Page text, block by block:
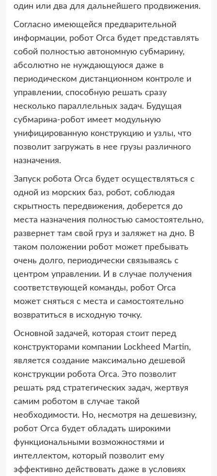
один или два для дальнейшего продвижения.
Согласно имеющейся предварительной
информации, робот Orca будет представлять
собой полностью автономную субмарину,
абсолютно не нуждающуюся даже в
периодическом дистанционном контроле и
управлении, способную решать сразу
несколько параллельных задач. Будущая
субмарина-робот имеет модульную
унифицированную конструкцию и узлы, что
позволит загружать в нее грузы различного
назначения.
Запуск робота Orca будет осуществляться с
одной из морских баз, робот, соблюдая
скрытность передвижения, доберется до
места назначения полностью самостоятельно,
развернет там свой груз и заляжет на дно. В
таком положении робот может пребывать
очень долго, периодически связываясь с
центром управлении. И в случае получения
соответствующей команды, робот Orca
может сняться с места и самостоятельно
возвратиться в исходную точку.
Основной задачей, которая стоит перед
конструкторами компании Lockheed Martin,
является создание максимально дешевой
конструкции робота Orca. Это позволит
решать ряд стратегических задач, жертвуя
самим роботом в случае такой
необходимости. Но, несмотря на дешевизну,
робот Orca будет обладать широкими
функциональными возможностями и
интеллектом, который позволит ему
эффективно действовать даже в условиях